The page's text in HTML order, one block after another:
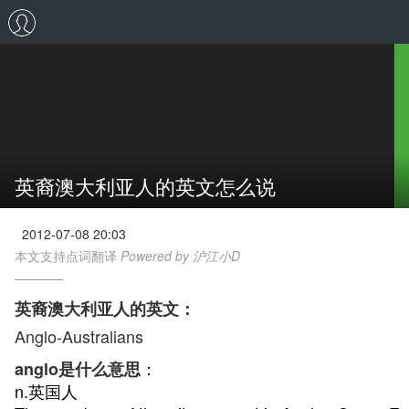
英裔澳大利亚人的英文怎么说
2012-07-08 20:03
本文支持点词翻译 Powered by 沪江小D
英裔澳大利亚人的英文：
Anglo-Australians
anglo是什么意思 ：
n.英国人